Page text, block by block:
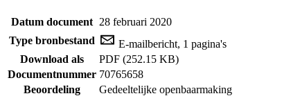
Datum document 28 februari 2020
Type bronbestand
E-mailbericht, 1 pagina's
Download als
PDF (252.15 KB)
Documentnummer 70765658
Beoordeling
Gedeeltelijke openbaarmaking